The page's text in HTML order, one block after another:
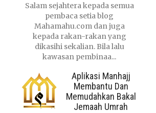
Salam sejahtera kepada semua
pembaca setia blog
Mahamahu.com dan juga
kepada rakan-rakan yang
dikasihi sekalian. Bila lalu
kawasan pembinaa...
Aplikasi Manhajj
Membantu Dan
Memudahkan Bakal
Jemaah Umrah